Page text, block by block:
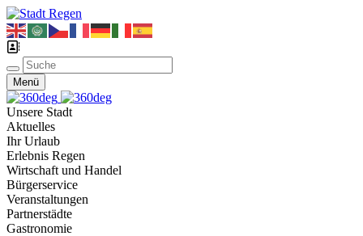
Menü
Unsere Stadt
Aktuelles
Ihr Urlaub
Erlebnis Regen
Wirtschaft und Handel
Bürgerservice
Veranstaltungen
Partnerstädte
Gastronomie